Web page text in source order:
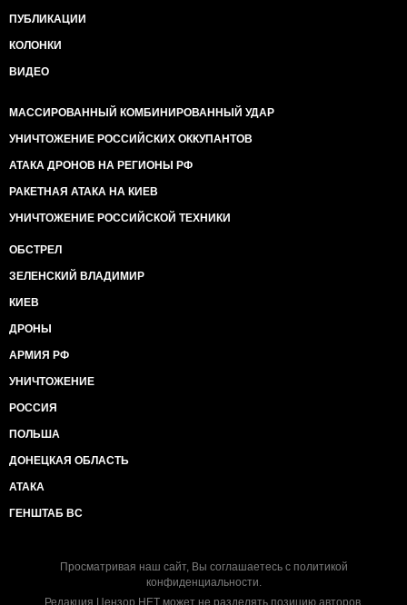
ПУБЛИКАЦИИ
КОЛОНКИ
ВИДЕО
МАССИРОВАННЫЙ КОМБИНИРОВАННЫЙ УДАР
УНИЧТОЖЕНИЕ РОССИЙСКИХ ОККУПАНТОВ
АТАКА ДРОНОВ НА РЕГИОНЫ РФ
РАКЕТНАЯ АТАКА НА КИЕВ
УНИЧТОЖЕНИЕ РОССИЙСКОЙ ТЕХНИКИ
ОБСТРЕЛ
ЗЕЛЕНСКИЙ ВЛАДИМИР
КИЕВ
ДРОНЫ
АРМИЯ РФ
УНИЧТОЖЕНИЕ
РОССИЯ
ПОЛЬША
ДОНЕЦКАЯ ОБЛАСТЬ
АТАКА
ГЕНШТАБ ВС
Просматривая наш сайт, Вы соглашаетесь с политикой
конфиденциальности.
Редакция Цензор.НЕТ может не разделять позицию авторов.